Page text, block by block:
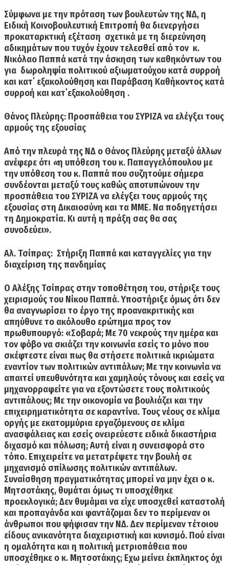
Σύμφωνα με την πρόταση των βουλευτών της ΝΔ, η
Ειδική Κοινοβουλευτική Επιτροπή θα διενεργήσει
προκαταρκτική εξέταση σχετικά με τη διερεύνηση
αδικημάτων που τυχόν έχουν τελεσθεί από τον κ.
Νικόλαο Παππά κατά την άσκηση των καθηκόντων του
για δωροληψία πολιτικού αξιωματούχου κατά συρροή
και κατ΄ εξακολούθηση και Παράβαση Καθήκοντος κατά
συρροή και κατ΄εξακολούθηση .
Θάνος Πλεύρης: Προσπάθεια του ΣΥΡΙΖΑ να ελέγξει τους
αρμούς της εξουσίας
Από την πλευρά της ΝΔ ο Θάνος Πλεύρης μεταξύ άλλων
ανέφερε ότι «η υπόθεση του κ. Παπαγγελόπουλου με
την υπόθεση του κ. Παππά που συζητούμε σήμερα
συνδέονται μεταξύ τους καθώς αποτυπώνουν την
προσπάθεια του ΣΥΡΙΖΑ να ελέγξει τους αρμούς της
εξουσίας στη Δικαιοσύνη και τα ΜΜΕ. Να ποδηγετήσει
τη Δημοκρατία. Κι αυτή η πράξη σας θα σας
συνοδεύει».
Αλ. Τσίπρας: Στήριξη Παππά και καταγγελίες για την
διαχείριση της πανδημίας
Ο Αλέξης Τσίπρας στην τοποθέτηση του, στήριξε τους
χειρισμούς του Νίκου Παππά. Υποστήριξε όμως ότι δεν
θα αναγνωρίσει το έργο της προανακριτικής και
απηύθυνε το ακόλουθο ερώτημα προς τον
πρωθυπουργό: «Σοβαρά; Με 70 νεκρούς την ημέρα και
τον φόβο να σκιάζει την κοινωνία εσείς το μόνο που
σκέφτεστε είναι πως θα στήσετε πολιτικά ικριώματα
εναντίον των πολιτικών αντιπάλων; Με την κοινωνία να
απαιτεί υπευθυνότητα και χαμηλούς τόνους και εσείς να
μηχανορραφείτε για να εξοντώσετε τους πολιτικούς
αντιπάλους; Με την οικονομία να βουλιάζει και την
επιχειρηματικότητα σε καραντίνα. Τους νέους σε κλίμα
οργής με εκατομμύρια εργαζόμενους σε κλίμα
ανασφάλειας και εσείς ονειρεύεστε ειδικά δικαστήρια
διχασμό και πόλωση; Αυτή είναι η συνεισφορά στο
τόπο. Επιχειρείτε να μετατρέψετε την βουλή σε
μηχανισμό σπίλωσης πολιτικών αντιπάλων.
Συναίσθηση πραγματικότητας μπορεί να μην έχει ο κ.
Μητσοτάκης, θυμάται όμως τι υποσχέθηκε
προεκλογικά; Δεν θυμάμαι να είχε υποσχεθεί καταστολή
και προπαγάνδα και φαντάζομαι δεν το περίμεναν οι
άνθρωποι που ψήφισαν την ΝΔ. Δεν περίμεναν τέτοιου
είδους ανικανότητα διαχειριστική και κυνισμό. Πού είναι
η ομαλότητα και η πολιτική μετριοπάθεια που
υποσχέθηκε ο κ. Μητσοτάκης; Εχω μείνει έκπληκτος όχι